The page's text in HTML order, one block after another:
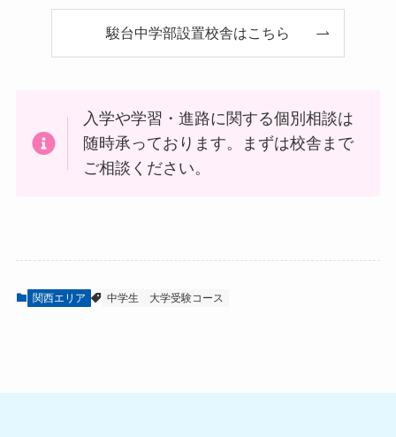
駿台中学部設置校舎はこちら
入学や学習・進路に関する個別相談は
随時承っております。まずは校舎まで
ご相談ください。
関西エリア 中学生 大学受験コース